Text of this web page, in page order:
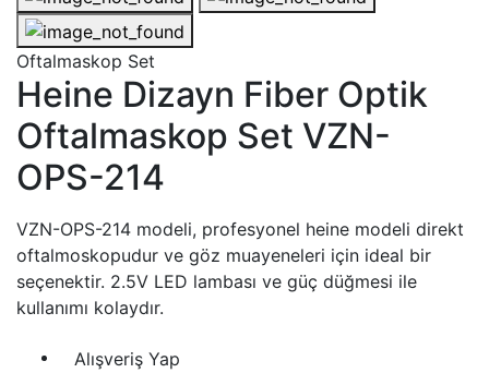
Oftalmaskop Set
Heine Dizayn Fiber Optik
Oftalmaskop Set VZN-
OPS-214
VZN-OPS-214 modeli, profesyonel heine modeli direkt
oftalmoskopudur ve göz muayeneleri için ideal bir
seçenektir. 2.5V LED lambası ve güç düğmesi ile
kullanımı kolaydır.
Alışveriş Yap